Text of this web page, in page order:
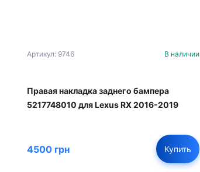
Артикул: 9746 В наличии
Правая накладка заднего бампера
5217748010 для Lexus RX 2016-2019
4500 грн Купить